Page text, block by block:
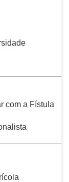
com a Fístula